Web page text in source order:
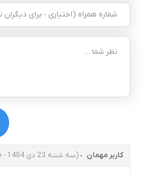
کاربر مهمان (سه شنبه 23 دی 1404 - 14:36)